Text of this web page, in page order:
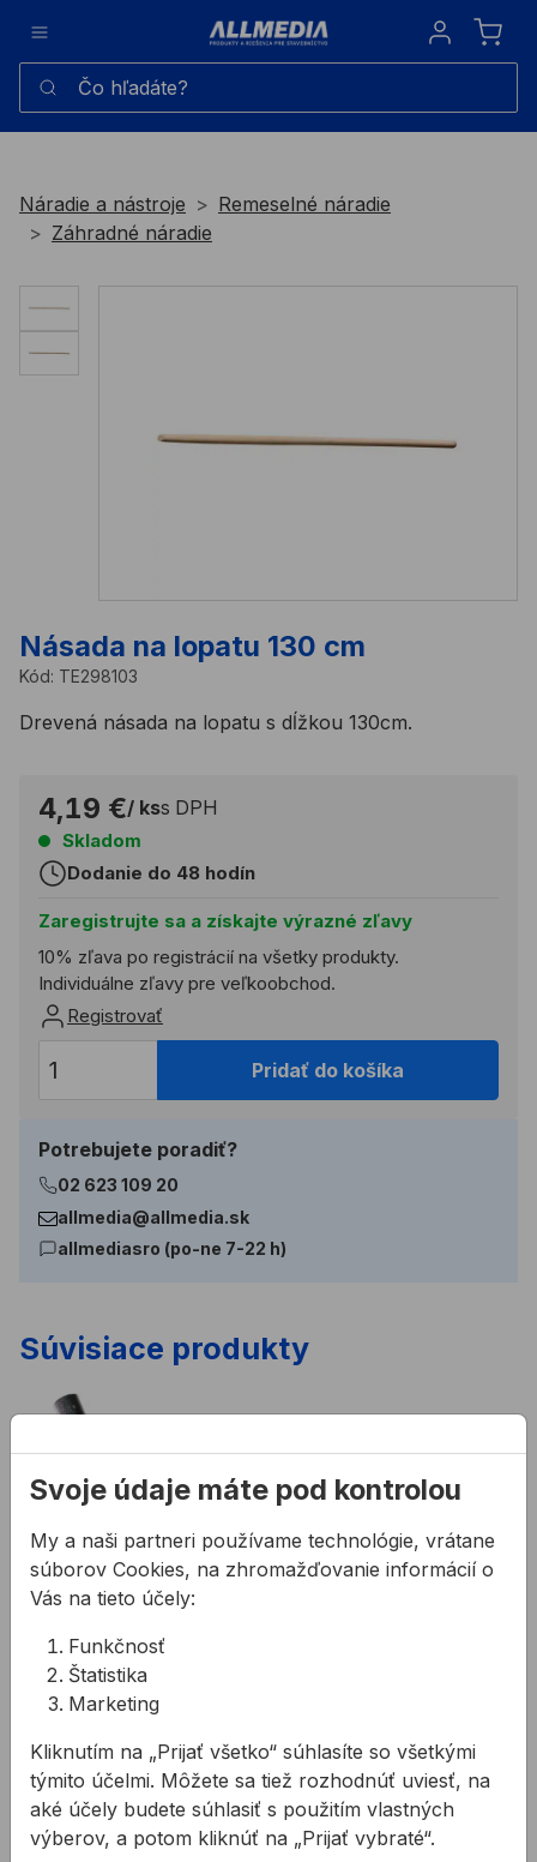
Sign in
Čo hľadáte?
Náradie a nástroje
Remeselné náradie
Záhradné náradie
Násada na lopatu 130 cm
Kód: TE298103
Drevená násada na lopatu s dĺžkou 130cm.
4,19 €/ kss DPH
Skladom
Dodanie do 48 hodín
Zaregistrujte sa a získajte výrazné zľavy
10% zľava po registrácií na všetky produkty.
Individuálne zľavy pre veľkoobchod.
Registrovať
Pridať do košíka
Potrebujete poradiť?
02 623 109 20
allmedia@allmedia.sk
allmediasro (po-ne 7-22 h)
Súvisiace produkty
Lopata stredná bez
násady typ 7130
Stredná lopata bez násady
typu 7130.
5,14 €/ ks
Drevená násada na hrable v
rôznych dĺžkach.
od4,10 €
Svoje údaje máte pod kontrolou
My a naši partneri používame technológie, vrátane
súborov Cookies, na zhromažďovanie informácií o
Vás na tieto účely:
Funkčnosť
Štatistika
Marketing
Kliknutím na „Prijať všetko“ súhlasíte so všetkými
týmito účelmi. Môžete sa tiež rozhodnúť uviesť, na
aké účely budete súhlasiť s použitím vlastných
výberov, a potom kliknúť na „Prijať vybraté“.